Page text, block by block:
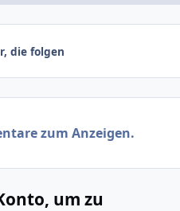
die folgen
zum Anzeigen.
um zu